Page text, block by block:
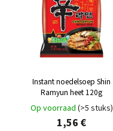
Instant noedelsoep Shin
Ramyun heet 120g
Op voorraad (>5 stuks)
1,56 €